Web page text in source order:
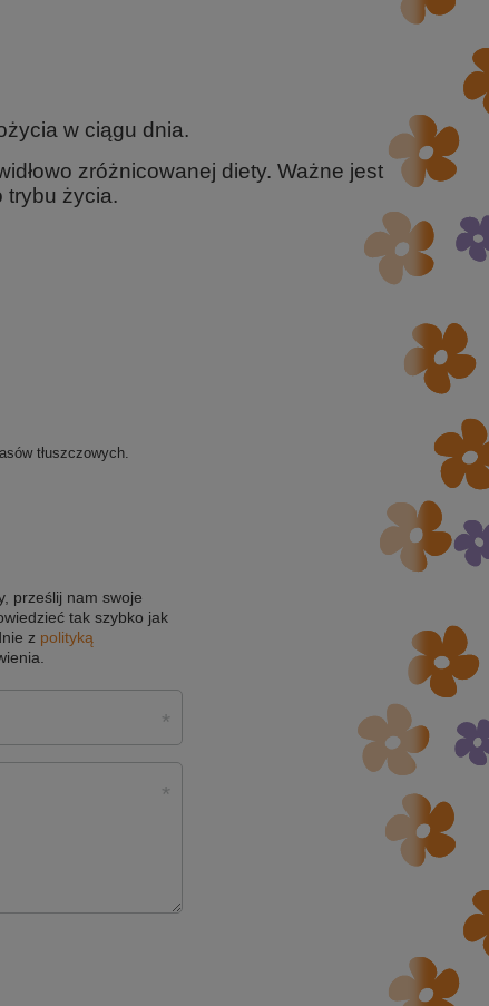
w ciągu dnia.
zróżnicowanej diety. Ważne jest
trybu życia.
tłuszczowych.
prześlij nam swoje
tak szybko jak
z polityką